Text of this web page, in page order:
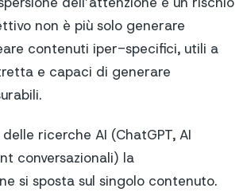
non è più solo generare
contenuti iper-specifici, utili a
e capaci di generare
ricerche AI (ChatGPT, AI
conversazionali) la
si sposta sul singolo contenuto.